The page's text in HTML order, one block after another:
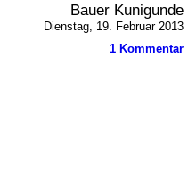
Bauer Kunigunde
Dienstag, 19. Februar 2013
1 Kommentar